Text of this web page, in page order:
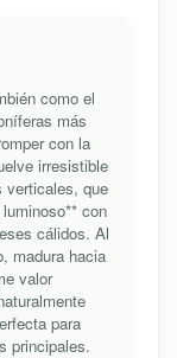
como el
más
con la
irresistible
verticales, que
con
cálidos. Al
madura hacia
valor
para
principales.